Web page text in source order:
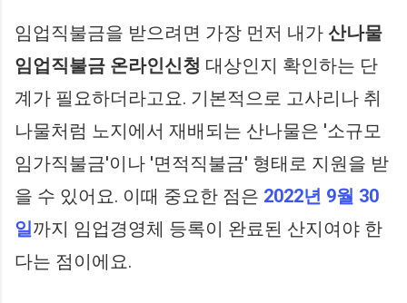
임업직불금을 받으려면 가장 먼저 내가 산나물
임업직불금 온라인신청 대상인지 확인하는 단
계가 필요하더라고요. 기본적으로 고사리나 취
나물처럼 노지에서 재배되는 산나물은 '소규모
임가직불금'이나 '면적직불금' 형태로 지원을 받
을 수 있어요. 이때 중요한 점은 2022년 9월 30
일까지 임업경영체 등록이 완료된 산지여야 한
다는 점이에요.